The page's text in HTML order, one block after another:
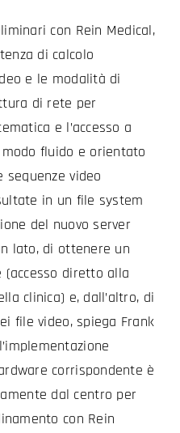
con Rein Medical,
di calcolo
e le modalità di
di rete per
e l’accesso a
fluido e orientato
sequenze video
in un file system
del nuovo server
lato, di ottenere un
diretto alla
clinica) e, dall’altro, di
file video, spiega Frank
corrispondente è
dal centro per
con Rein